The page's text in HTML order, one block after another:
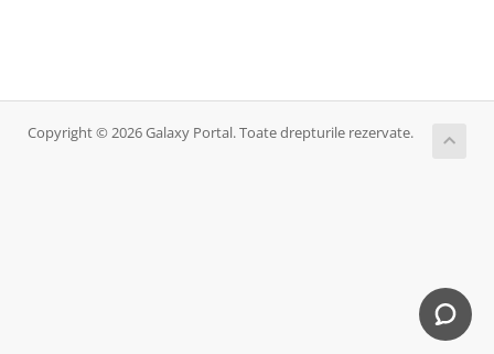
Copyright © 2026 Galaxy Portal. Toate drepturile rezervate.